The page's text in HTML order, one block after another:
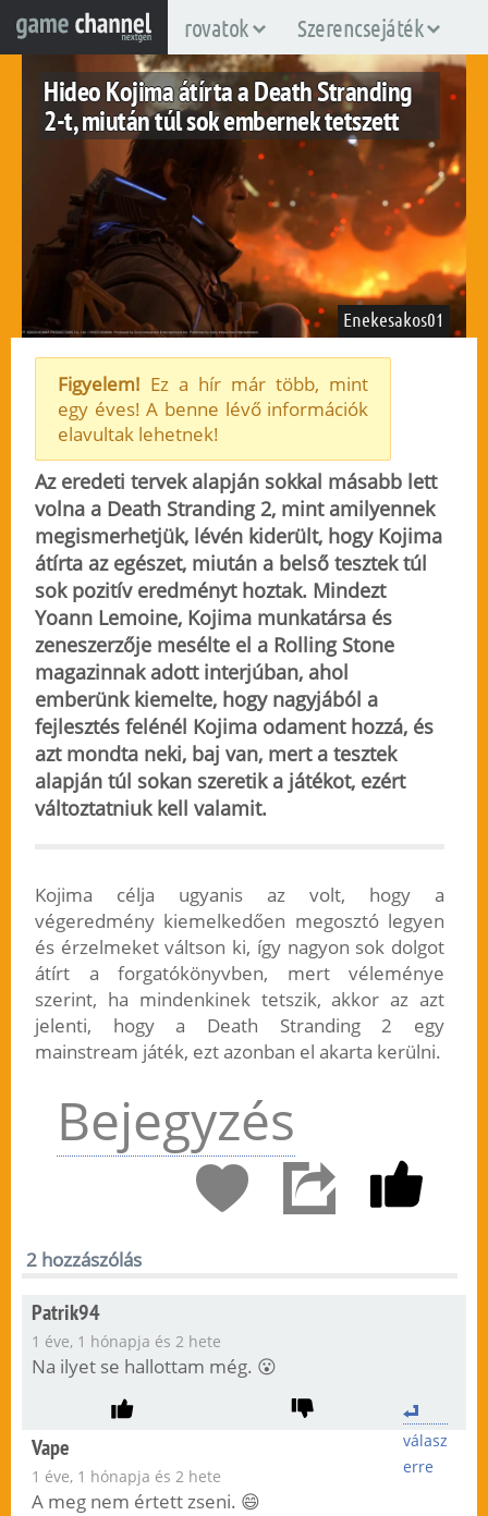
rovatok Szerencsejáték
Hideo Kojima átírta a Death Stranding
2-t, miután túl sok embernek tetszett
ps5
Enekesakos01
Figyelem! Ez a hír már több, mint
egy éves! A benne lévő információk
elavultak lehetnek!
Az eredeti tervek alapján sokkal másabb lett
volna a Death Stranding 2, mint amilyennek
megismerhetjük, lévén kiderült, hogy Kojima
átírta az egészet, miután a belső tesztek túl
sok pozitív eredményt hoztak. Mindezt
Yoann Lemoine, Kojima munkatársa és
zeneszerzője mesélte el a Rolling Stone
magazinnak adott interjúban, ahol
emberünk kiemelte, hogy nagyjából a
fejlesztés felénél Kojima odament hozzá, és
azt mondta neki, baj van, mert a tesztek
alapján túl sokan szeretik a játékot, ezért
változtatniuk kell valamit.
Kojima célja ugyanis az volt, hogy a
végeredmény kiemelkedően megosztó legyen
és érzelmeket váltson ki, így nagyon sok dolgot
átírt a forgatókönyvben, mert véleménye
szerint, ha mindenkinek tetszik, akkor az azt
jelenti, hogy a Death Stranding 2 egy
mainstream játék, ezt azonban el akarta kerülni.
Bejegyzés
2 hozzászólás
Patrik94
1 éve, 1 hónapja és 2 hete
Na ilyet se hallottam még. 😮
válasz
erre
Vape
1 éve, 1 hónapja és 2 hete
A meg nem értett zseni. 😄